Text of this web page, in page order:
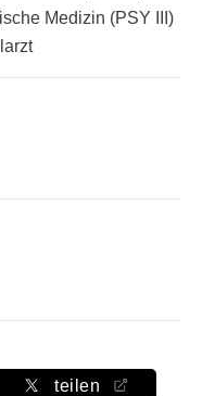
Medizin (PSY III)
teilen